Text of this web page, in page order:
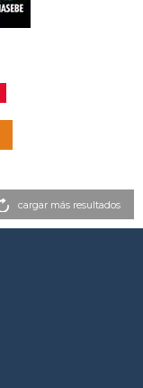
cargar más resultados